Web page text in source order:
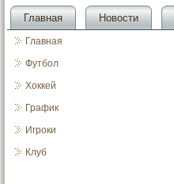
Главная Новости
Главная
Футбол
Хоккей
График
Игроки
Клуб